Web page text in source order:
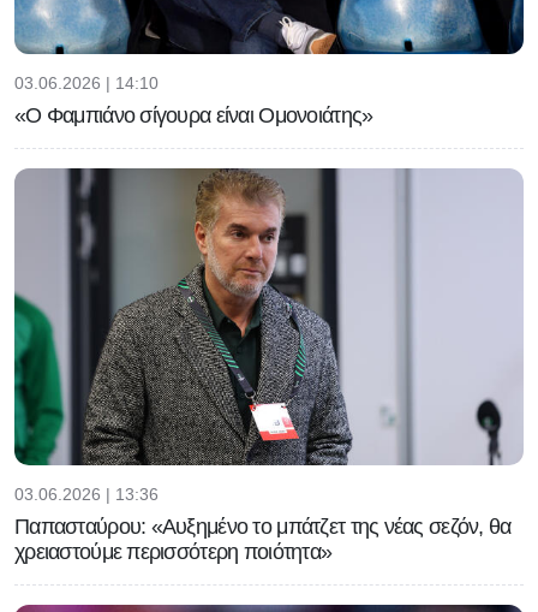
03.06.2026 | 14:10
«Ο Φαμπιάνο σίγουρα είναι Ομονοιάτης»
03.06.2026 | 13:36
Παπασταύρου: «Αυξημένο το μπάτζετ της νέας σεζόν, θα
χρειαστούμε περισσότερη ποιότητα»